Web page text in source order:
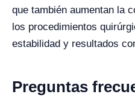
que también aumentan la
los procedimientos
estabilidad y resultados
Preguntas